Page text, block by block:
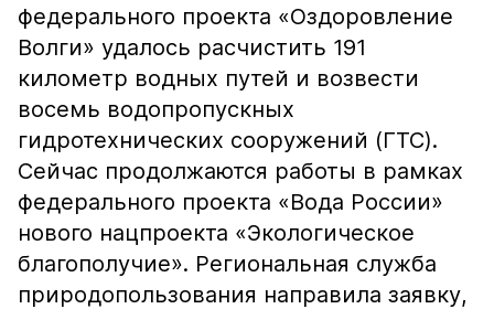
федерального проекта «Оздоровление
Волги» удалось расчистить 191
километр водных путей и возвести
восемь водопропускных
гидротехнических сооружений (ГТС).
Сейчас продолжаются работы в рамках
федерального проекта «Вода России»
нового нацпроекта «Экологическое
благополучие». Региональная служба
природопользования направила заявку,